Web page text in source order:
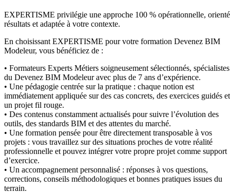
EXPERTISME privilégie une approche 100 % opérationnelle,
résultats et adaptée à votre contexte.
En choisissant EXPERTISME pour votre formation Devenez BIM
Modeleur, vous bénéficiez de :
• Formateurs Experts Métiers soigneusement sélectionnés, spécialistes
du Devenez BIM Modeleur avec plus de 7 ans d’expérience.
• Une pédagogie centrée sur la pratique : chaque notion est
immédiatement appliquée sur des cas concrets, des exercices guidés et
un projet fil rouge.
• Des contenus constamment actualisés pour suivre l’évolution des
outils, des standards BIM et des attentes du marché.
• Une formation pensée pour être directement transposable à vos
projets : vous travaillez sur des situations proches de votre réalité
professionnelle et pouvez intégrer votre propre projet comme support
d’exercice.
• Un accompagnement personnalisé : réponses à vos questions,
corrections, conseils méthodologiques et bonnes pratiques issues du
terrain.